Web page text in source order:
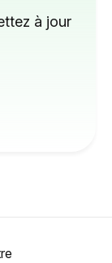
à jour